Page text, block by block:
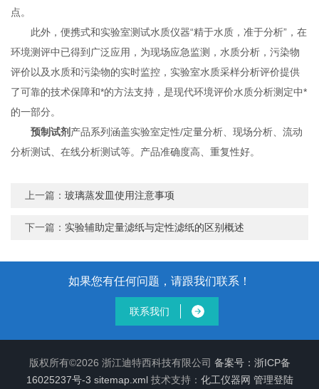
点。
此外，便携式和实验室测试水质仪器“精于水质，准于分析”，在
环境测评中已得到广泛应用，为现场应急监测，水质分析，污染物
评价以及水质和污染物的实时监控，实验室水质采样分析评价提供
了可靠的技术保障和*的方法支持，是现代环境评价水质分析测定中*
的一部分。
预制试剂 产品系列涵盖实验室定性/定量分析、现场分析、流动
分析测试、在线分析测试等。产品准确度高、重复性好。
上一篇：玻璃蒸发皿使用注意事项
下一篇： 实验辅助定量滤纸与定性滤纸的区别概述
如果您有任何问题，请跟我们联系！
联系我们
版权所有©2026 浙江迪特西科技有限公司 备案号：浙ICP备
16025237号-3 sitemap.xml技术支持： 化工仪器网 管理登陆